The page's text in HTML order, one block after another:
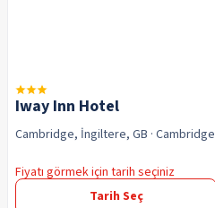
Iway Inn Hotel
Cambridge, İngiltere, GB · Cambridge
Fiyatı görmek için tarih seçiniz
Tarih Seç